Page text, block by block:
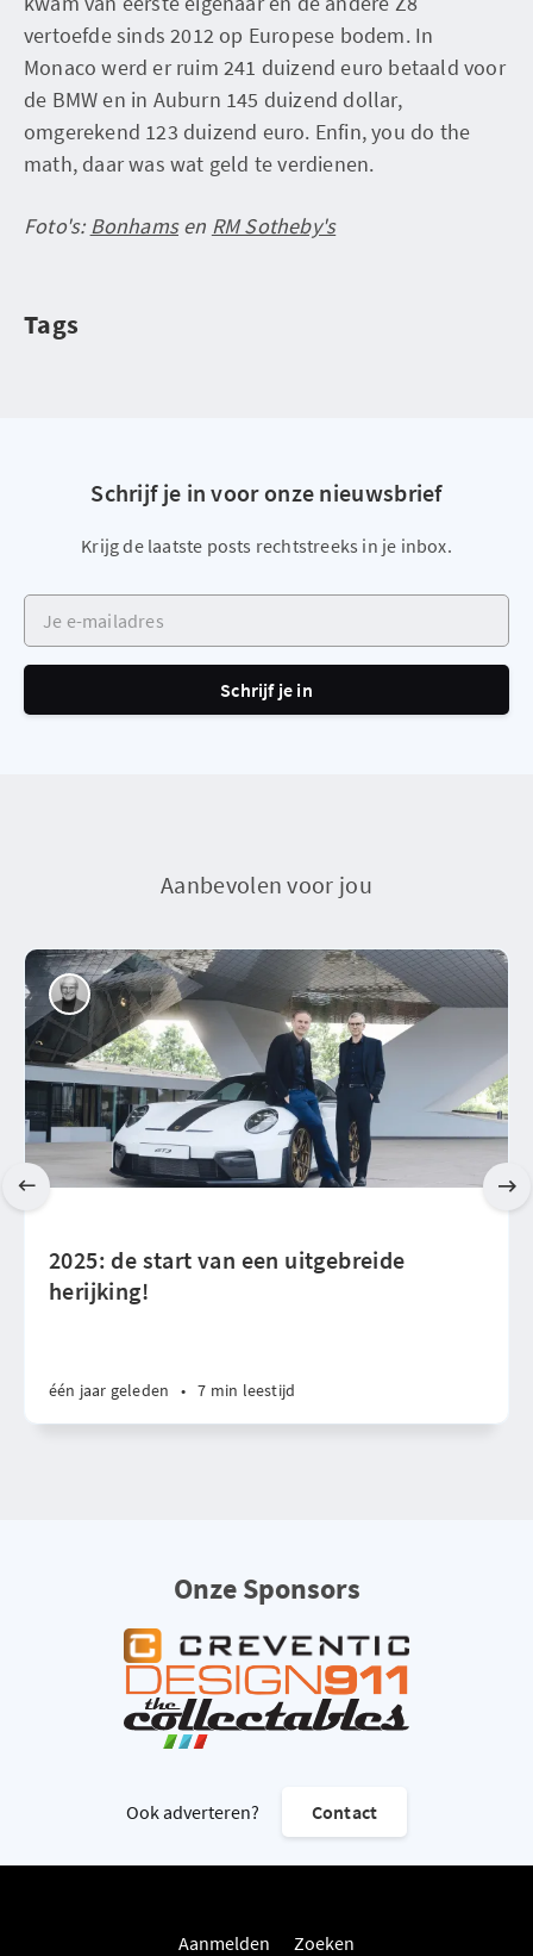
vertoefde sinds 2012 op Europese bodem. In
Monaco werd er ruim 241 duizend euro betaald voor
de BMW en in Auburn 145 duizend dollar,
omgerekend 123 duizend euro. Enfin, you do the
math, daar was wat geld te verdienen.
Foto's:Bonhamsen RM Sotheby's
Tags
Schrijf je in voor onze nieuwsbrief
Krijg de laatste posts rechtstreeks in je inbox.
Je e-mailadres
Schrijf je in
Aanbevolen voor jou
2025: de start van een uitgebreide
herijking!
één jaar geleden • 7 min leestijd
Onze Sponsors
Ook adverteren? Contact
Aanmelden Zoeken